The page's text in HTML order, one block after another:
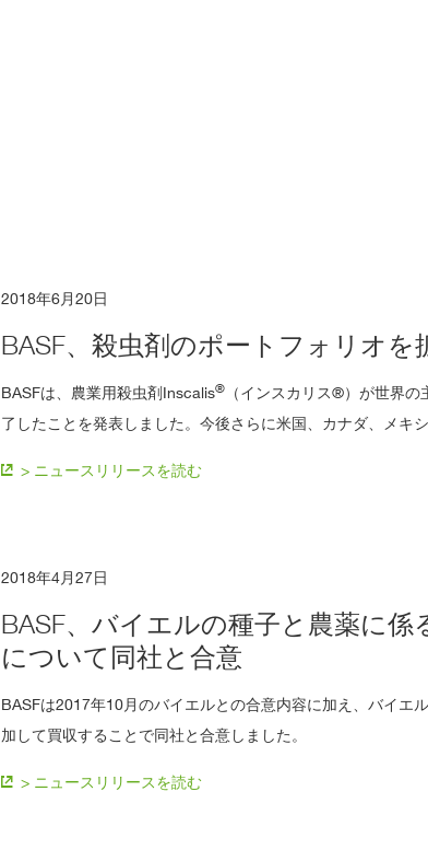
2018年6月20日
BASF、殺虫剤のポートフォリオを
BASFは、農業用殺虫剤Inscalis®
（インスカリス®）が世界
了したことを発表しました。今後さらに米国、カナダ、メキ
> ニュースリリースを読む
2018年4月27日
BASF、バイエルの種子と農薬に
について同社と合意
BASFは2017年10月のバイエルとの合意内容に加え、バイエ
加して買収することで同社と合意しました。
> ニュースリリースを読む